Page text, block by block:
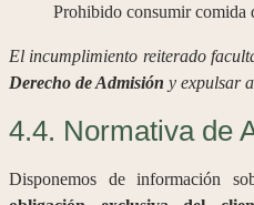
Prohibido consumir comida
El incumplimiento reiterado
Derecho de Admisión y expulsar
4.4. Normativa de
Disponemos de información